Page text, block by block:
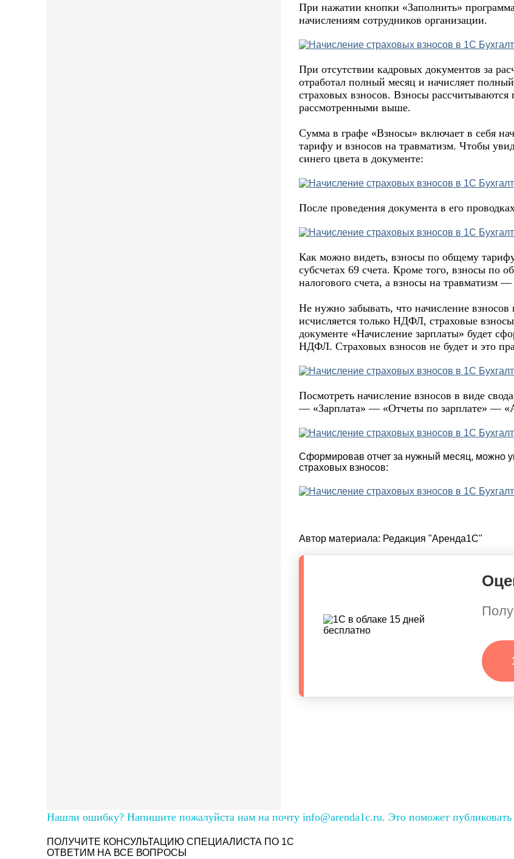
При нажатии кнопки «Заполнить»
начислениям сотрудников организации.
При отсутствии кадровых документов за
отработал полный месяц и начисляет
страховых взносов. Взносы
рассмотренными выше.
Сумма в графе «Взносы» включает в себя
тарифу и взносов на травматизм. Чтобы
синего цвета в документе:
После проведения документа в его
Как можно видеть, взносы по общему
субсчетах 69 счета. Кроме того, взносы по
налогового счета, а взносы на травматизм —
Не нужно забывать, что начисление
исчисляется только НДФЛ, страховые
документе «Начисление зарплаты» будет
НДФЛ. Страховых взносов не будет и это
Посмотреть начисление взносов в виде
— «Зарплата» — «Отчеты по зарплате» —
Сформировав отчет за нужный месяц, можно
страховых взносов:
Автор материала: Редакция "Аренда1С"
Нашли ошибку? Напишите пожалуйста нам на почту info@arenda1c.ru. Это поможет
ПОЛУЧИТЕ КОНСУЛЬТАЦИЮ СПЕЦИАЛИСТА ПО 1С
ОТВЕТИМ НА ВСЕ ВОПРОСЫ